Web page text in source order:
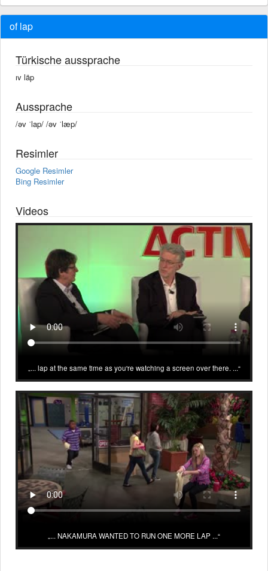
of lap
Türkische aussprache
ıv läp
Aussprache
/əv ˈlap/ /əv ˈlæp/
Resimler
Google Resimler
Bing Resimler
Videos
... lap at the same time as you're watching a screen over there. ...
... NAKAMURA WANTED TO RUN ONE MORE LAP ...